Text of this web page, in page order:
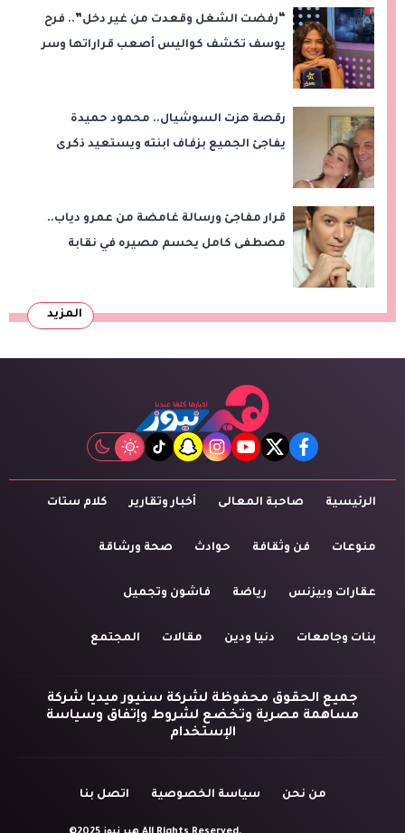
“رفضت الشغل وقعدت من غير دخل”.. فرح
يوسف تكشف كواليس أصعب قراراتها وسر
رقصة هزت السوشيال.. محمود حميدة
يفاجئ الجميع بزفاف ابنته ويستعيد ذكرى
قرار مفاجئ ورسالة غامضة من عمرو دياب..
مصطفى كامل يحسم مصيره في نقابة
المزيد
facebook
twitter
youtube
instagram
snapchat
tiktok
الرئيسية صاحبة المعالى أخبار وتقارير كلام ستات
منوعات فن وثقافة حوادث صحة ورشاقة
عقارات وبيزنس رياضة فاشون وتجميل
بنات وجامعات دنيا ودين مقالات المجتمع
جميع الحقوق محفوظة لشركة سنيور ميديا شركة
مساهمة مصرية وتخضع لشروط وإتفاق وسياسة
الإستخدام
من نحن سياسة الخصوصية اتصل بنا